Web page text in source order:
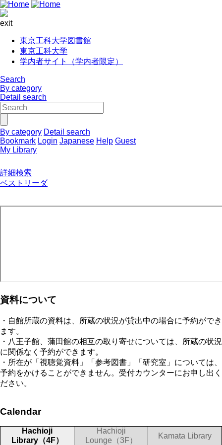
exit
東京工科大学図書館
東京工科大学
学内者サイト（学内者限定）
Search
By category
Detail search
By category Detail search
Bookmark Login Japanese Help Guest
My Library
詳細検索
ベストリーダ
資料について
・自館所蔵の資料は、所蔵の状況が貸出中の場合に予約ができ
ます。
・八王子館、蒲田館の相互の取り寄せについては、所蔵の状況
に関係なく予約ができます。
・所在が「視聴覚資料」「参考図書」「研究室」については、
予約をかけることができません。受付カウンターにお申し出く
ださい。
Calendar
Hachioji
Library（4F）
Hachioji
Lounge（3F）
Kamata Library